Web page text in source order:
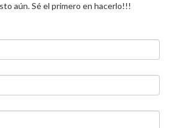
aún. Sé el primero en hacerlo!!!